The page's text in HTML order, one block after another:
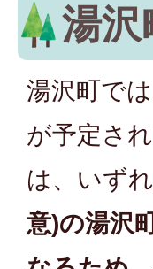
湯沢
湯沢町で
が予定さ
は、いず
意)の湯沢